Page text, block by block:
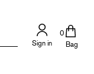
Bag
0
Sign in